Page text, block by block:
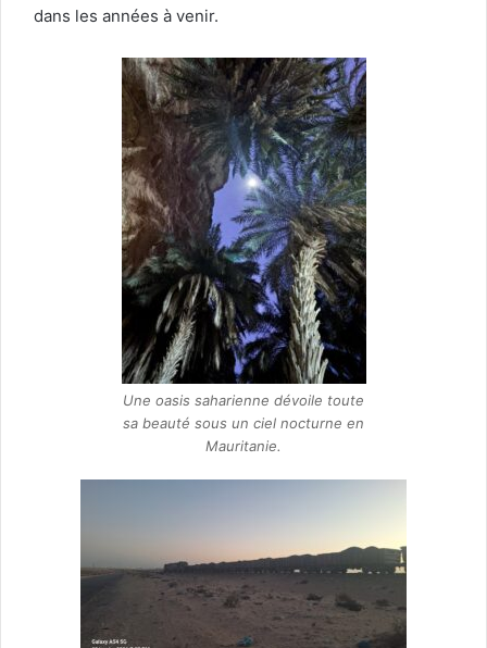
dans les années à venir.
Une oasis saharienne dévoile toute
sa beauté sous un ciel nocturne en
Mauritanie.